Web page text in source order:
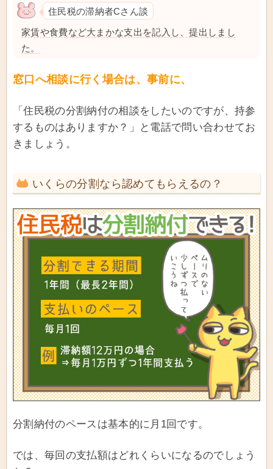
住民税の滞納者Cさん談
家賃や食費など大まかな支出を記入し、提出しまし
た。
窓口へ相談に行く場合は、事前に、
「住民税の分割納付の相談をしたいのですが、持参
するものはありますか？」と電話で問い合わせてお
きましょう。
いくらの分割なら認めてもらえるの？
分割納付のペースは基本的に月1回です。
では、毎回の支払額はどれくらいになるのでしょう